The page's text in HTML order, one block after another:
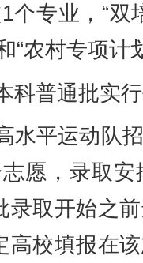
个专业，“双
“农村专项计
普通批实行
平运动队招
愿，录取
录取开始之
高校填报在